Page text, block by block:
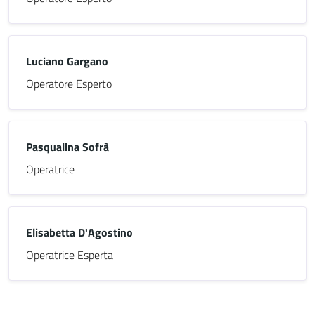
Luciano Gargano
Operatore Esperto
Pasqualina Sofrà
Operatrice
Elisabetta D'Agostino
Operatrice Esperta